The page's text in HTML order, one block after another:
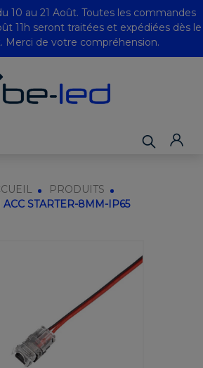
10 au 21 Août. Toutes les commandes
11h seront traitées et expédiées dès le
Merci de votre compréhension.
PRODUITS
ACC STARTER-8MM-IP65